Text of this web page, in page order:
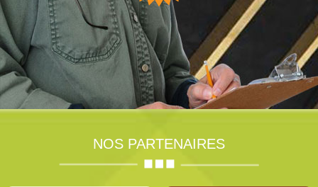
NOS PARTENAIRES